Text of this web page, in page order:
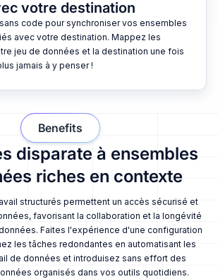
votre destination
code pour synchroniser vos ensembles
avec votre destination. Mappez les
jeu de données et la destination une fois
jamais à y penser !
disparate à ensembles
riches en contexte
structurés permettent un accès sécurisé et
favorisant la collaboration et la longévité
Faites l'expérience d'une configuration
les tâches redondantes en automatisant les
de données et introduisez sans effort des
organisés dans vos outils quotidiens.
Benefits